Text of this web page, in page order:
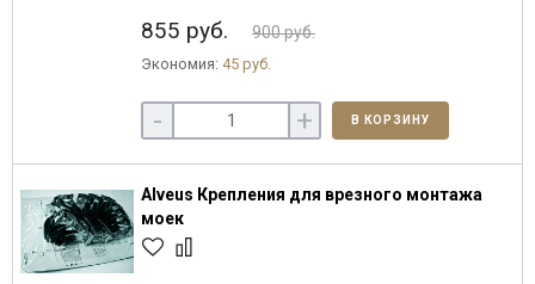
855 руб. 900 руб.
Экономия: 45 руб.
- + В КОРЗИНУ
Alveus Крепления для врезного монтажа
моек